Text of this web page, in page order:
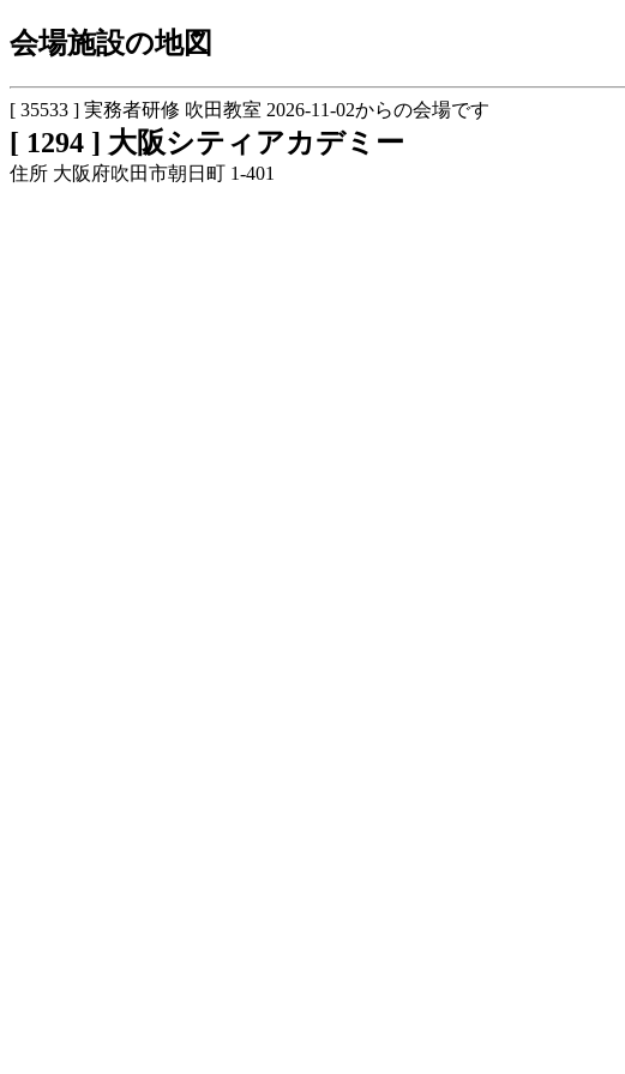
会場施設の地図
[ 35533 ] 実務者研修 吹田教室 2026-11-02からの会場です
[ 1294 ] 大阪シティアカデミー
住所 大阪府吹田市朝日町 1-401